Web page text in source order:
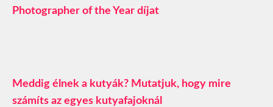
Photographer of the Year díjat
Meddig élnek a kutyák? Mutatjuk, hogy mire
számíts az egyes kutyafajoknál